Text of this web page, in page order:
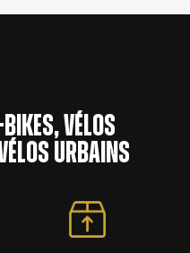
vélos
urbains